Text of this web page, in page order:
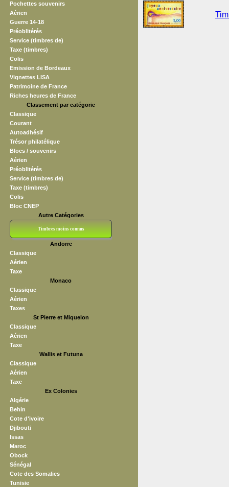
Pochettes souvenirs
Aérien
Guerre 14-18
Préoblitérés
Service (timbres de)
Taxe (timbres)
Colis
Emission de Bordeaux
Vignettes LISA
Patrimoine de France
Riches heures de France
Classement par catégorie
Classique
Courant
Autoadhésif
Trésor philatélique
Blocs / souvenirs
Aérien
Préoblitérés
Service (timbres de)
Taxe (timbres)
Colis
Bloc CNEP
Autre Catégories
Timbres moins connus
Andorre
Classique
Aérien
Taxe
Monaco
Classique
Aérien
Taxes
St Pierre et Miquelon
Classique
Aérien
Taxe
Wallis et Futuna
Classique
Aérien
Taxe
Ex Colonies
Algérie
Behin
Cote d'ivoire
Djibouti
Issas
Maroc
Obock
Sénégal
Cote des Somalies
Tunisie